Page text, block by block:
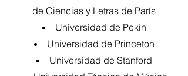
de Ciencias y Letras de París
Universidad de Pekín
Universidad de Princeton
Universidad de Stanford